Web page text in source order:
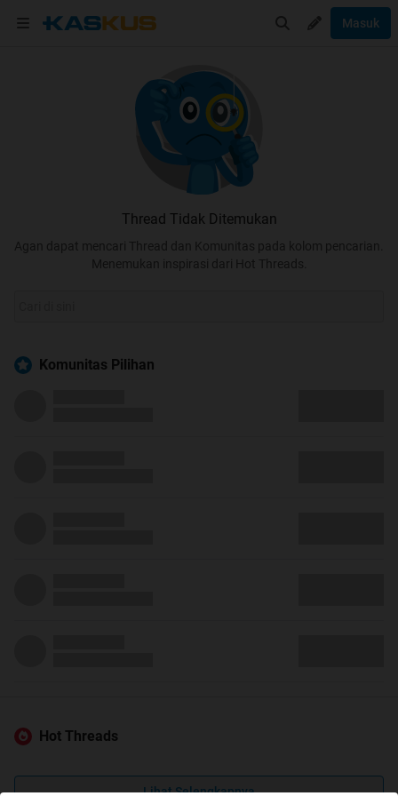
Masuk
Thread Tidak Ditemukan
Agan dapat mencari Thread dan Komunitas pada kolom pencarian.
Menemukan inspirasi dari Hot Threads.
Komunitas Pilihan
Hot Threads
Lihat Selengkapnya